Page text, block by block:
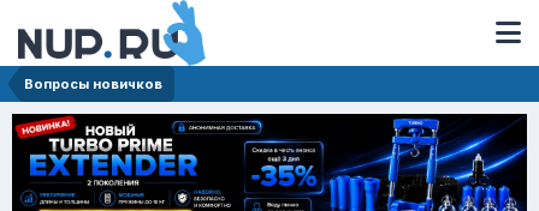
Вопросы новичков